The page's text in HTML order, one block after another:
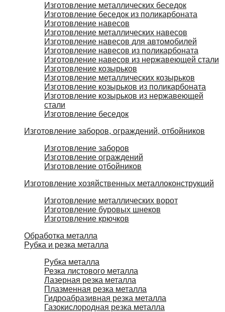
Изготовление металлических беседок
Изготовление беседок из поликарбоната
Изготовление навесов
Изготовление металлических навесов
Изготовление навесов для автомобилей
Изготовление навесов из поликарбоната
Изготовление навесов из нержавеющей стали
Изготовление козырьков
Изготовление металлических козырьков
Изготовление козырьков из поликарбоната
Изготовление козырьков из нержавеющей
стали
Изготовление беседок
Изготовление заборов, ограждений, отбойников
Изготовление заборов
Изготовление ограждений
Изготовление отбойников
Изготовление хозяйственных металлоконструкций
Изготовление металлических ворот
Изготовление буровых шнеков
Изготовление крючков
Обработка металла
Рубка и резка металла
Рубка металла
Резка листового металла
Лазерная резка металла
Плазменная резка металла
Гидроабразивная резка металла
Газокислородная резка металла